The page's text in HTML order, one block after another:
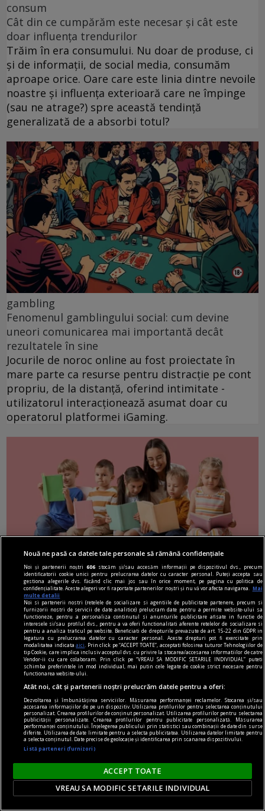
consum
Cât din ce cumpărăm este necesar și cât este
doar influența trendurilor
Trăim în era consumului. Nu doar de produse, ci
și de informații, de social media, consumăm
aproape orice. Oare care este linia dintre nevoile
noastre și influența exterioară care ne împinge
(sau ne atrage?) spre această tendință
generalizată de a absorbi totul?
gambling
Fenomenul gamblingului social: cum devine
uneori comunicarea mai importantă decât
rezultatele în sine
Jocurile de noroc online au fost proiectate în
mare parte ca resurse pentru distracție pe cont
propriu, de la distanță, oferind intimitate -
utilizatorul interacționează asumat doar cu
operatorul platformei iGaming.
cititori
„Insula” care unește. Cum aduni într-un spațiu
mic o comunitate de cititori?
O comunitate de cititori nu are nevoie de o sală
mare sau de bugete generoase. Are nevoie de
intenție clară, organizare și cărți potrivite.
Nouă ne pasă ca datele tale personale să rămână confidențiale
Noi și partenerii noștri606 stocăm și/sau accesăm informații pe dispozitivul dvs., precum
identificatorii cookie unici pentru prelucrarea datelor cu caracter personal. Puteți accepta sau
gestiona alegerile dvs. făcând clic mai jos sau în orice moment, pe pagina cu politica de
confidențialitate. Aceste alegeri vor fi raportate partenerilor noștri și nu vă vor afecta navigarea.
Mai
multe detalii
Noi si partenerii nostri (retelele de socializare si agentiile de publicitate partenere, precum si
furnizorii nostri de servicii de date analitice) prelucram date pentru a permite website-ului sa
functioneze, pentru a personaliza continutul si anunturile publicitare afisate in functie de
interesele si/sau profilul dvs., pentru a va oferi functionalitati aferente retelelor de socializare si
pentru a analiza traficul pe website. Beneficiati de drepturile prevazute de art. 15-22 din GDPR in
legatura cu prelucrarea datelor cu caracter personal. Aceste drepturi pot fi exercitate prin
modalitatea indicataaici
. Prin click pe “ACCEPT TOATE”, acceptati folosirea tuturor Tehnologiilor de
tip Cookie, care implica inclusiv acceptul dvs. cu privire la stocarea/accesarea informatiilor de catre
Vendor-ii cu care colaboram. Prin click pe “VREAU SA MODIFIC SETARILE INDIVIDUAL” puteti
schimba preferintele in mod individual, mai putin cele legate de cookie strict necesare pentru
functionarea website-ului.
Atât noi, cât și partenerii noștri prelucrăm datele pentru a oferi:
Dezvoltarea și îmbunătățirea serviciilor. Măsurarea performanței reclamelor. Stocarea și/sau
accesarea informațiilor de pe un dispozitiv. Utilizarea profilurilor pentru selectarea conținutului
personalizat. Crearea profilurilor de conținut personalizat. Utilizarea profilurilor pentru selectarea
publicității personalizate. Crearea profilurilor pentru publicitate personalizată. Măsurarea
performanței conținutului. Înțelegerea publicului prin statistici sau combinații de date din surse
diferite. Utilizarea de date limitate pentru a selecta publicitatea. Utilizarea datelor limitate pentru
a selecta conținutul. Date precise de geolocație și identificarea prin scanarea dispozitivului.
Listă parteneri (furnizori)
ACCEPT TOATE
VREAU SA MODIFIC SETARILE INDIVIDUAL